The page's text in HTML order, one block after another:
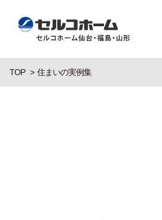
TOP 住まいの実例集